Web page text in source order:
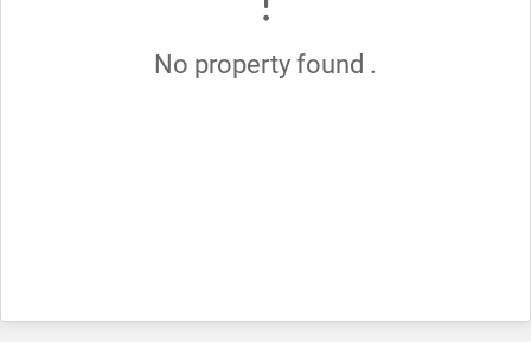
No property found .